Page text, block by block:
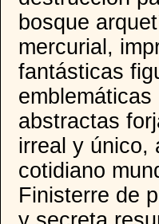
bosque
mercurial,
fantásticas
abstractas
irreal y único,
cotidiano
Finisterre de